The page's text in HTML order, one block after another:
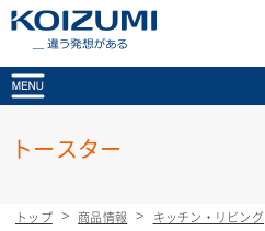
トースター
トップ 商品情報 キッチン・リビング